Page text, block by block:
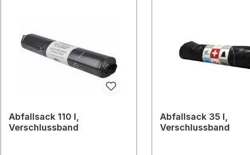
Abfallsack 110 l,
Verschlussband
Abfallsack 35 l,
Verschlussband